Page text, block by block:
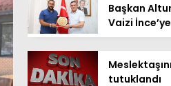
Başkan
Vaizi
tutuklandı